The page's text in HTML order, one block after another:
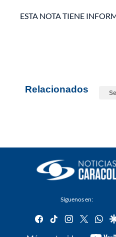
ESTA NOTA TIENE
Relacionados
Síguenos en:
facebook
tiktok instagram
twitter